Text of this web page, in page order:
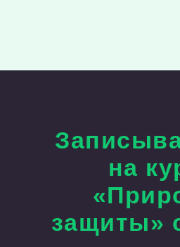
на
защиты»